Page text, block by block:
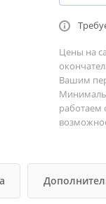
Цены на
Вашим
работаем